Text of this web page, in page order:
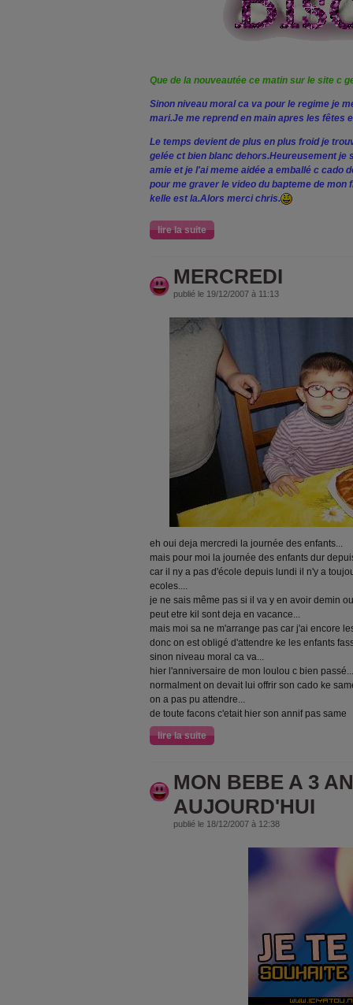
Que de la nouveautée ce matin sur le site c
Sinon niveau moral ca va pour le regime je
mari.Je me reprend en main apres les fêtes
Le temps devient de plus en plus froid je
gelée ct bien blanc dehors.Heureusement je
amie et je l'ai meme aidée a emballé c cado
pour me graver le video du bapteme de mon
kelle est la.Alors merci chris.
lire la suite
MERCREDI
publié le 19/12/2007 à 11:13
eh oui deja mercredi la journée des enfants...
mais pour moi la journée des enfants dur
car il ny a pas d'école depuis lundi il n'y a
ecoles....
je ne sais même pas si il va y en avoir demin
peut etre kil sont deja en vacance...
mais moi sa ne m'arrange pas car j'ai encore
donc on est obligé d'attendre ke les enfants
sinon niveau moral ca va...
hier l'anniversaire de mon loulou c bien passé...
normalment on devait lui offrir son cado ke
on a pas pu attendre...
de toute facons c'etait hier son annif pas same
lire la suite
MON BEBE A 3
AUJOURD'HUI
publié le 18/12/2007 à 12:38